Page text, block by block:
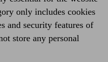
only includes cookies
and security features of
store any personal